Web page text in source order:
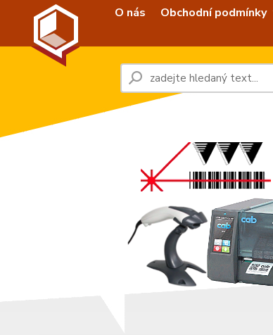
O nás Obchodní podmínky